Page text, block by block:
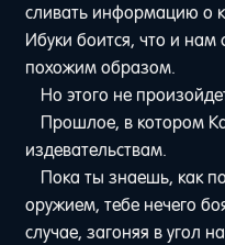
сливать информацию о
Ибуки боится, что и нам
похожим образом.
Но этого не
Прошлое, в котором
издевательствам.
Пока ты знаешь, как
оружием, тебе нечего
случае, загоняя в угол